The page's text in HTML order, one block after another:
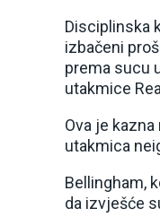
Disciplinska
izbačeni
prema sucu
utakmice
Ova je
utakmica
Bellingham,
da izvješće